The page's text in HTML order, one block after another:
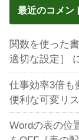
最近のコメン
関数を使った
適切な設定］
仕事効率3倍も
便利な可変リ
Wordの表の位